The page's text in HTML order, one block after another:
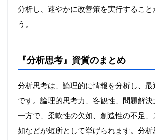
分析し、速やかに改善策を実行すること
う。
『分析思考』資質のまとめ
分析思考は、論理的に情報を分析し、
です。論理的思考力、客観性、問題解
一方で、柔軟性の欠如、創造性の不足
如などが短所として挙げられます。分